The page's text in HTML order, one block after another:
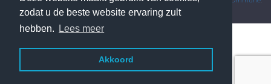
zodat u de beste website ervaring zult
hebben.
Lees meer
Akkoord